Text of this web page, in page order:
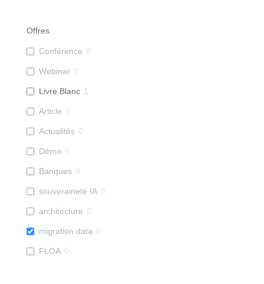
Offres
Conférence 0
Webinar 0
Livre Blanc 1
Article 0
Actualités 0
Démo 0
Banques 0
souveraineté IA 0
architecture 0
migration data 0
FLOA 0